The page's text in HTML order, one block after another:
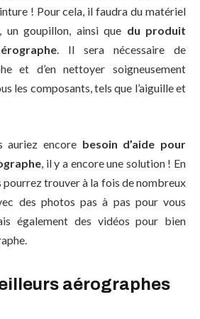
! Pour cela, il faudra du matériel
un goupillon, ainsi que du produit
. Il sera nécessaire de
et d’en nettoyer soigneusement
les composants, tels que l’aiguille et
auriez encore besoin d’aide pour
, il y a encore une solution ! En
pourrez trouver à la fois de nombreux
des photos pas à pas pour vous
également des vidéos pour bien
aérographes